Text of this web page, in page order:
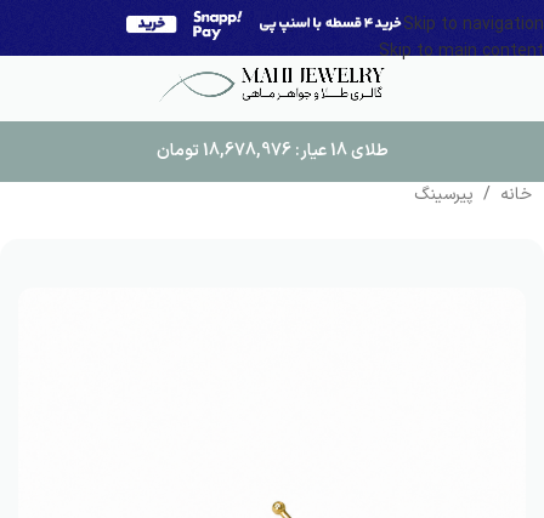
Skip to navigation
Skip to main content
طلای 18 عیار: 18,678,976 تومان
خانه / پیرسینگ